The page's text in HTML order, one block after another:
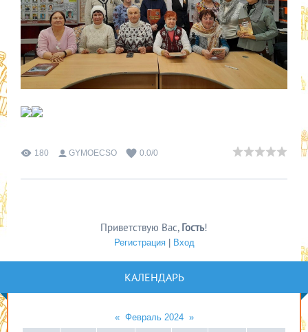
180 GYMOECSO 0.0/0
Приветствую Вас, Гость!
Регистрация| Вход
КАЛЕНДАРЬ
« Февраль 2024 »